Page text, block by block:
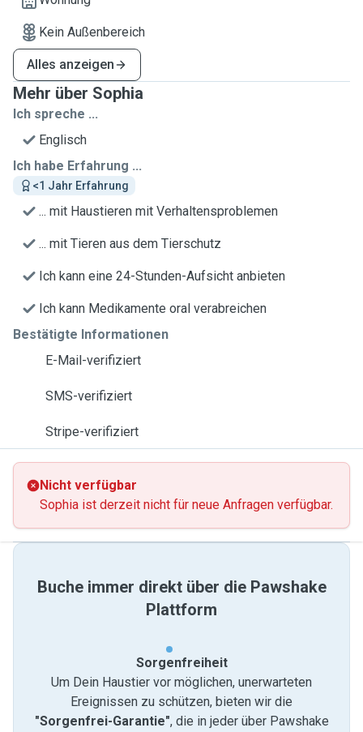
Kein Außenbereich
Alles anzeigen
Mehr über Sophia
Ich spreche ...
Englisch
Ich habe Erfahrung ...
<1 Jahr Erfahrung
... mit Haustieren mit Verhaltensproblemen
... mit Tieren aus dem Tierschutz
Ich kann eine 24-Stunden-Aufsicht anbieten
Ich kann Medikamente oral verabreichen
Bestätigte Informationen
E-Mail-verifiziert
SMS-verifiziert
Stripe-verifiziert
Nicht verfügbar
Sophia ist derzeit nicht für neue Anfragen verfügbar.
Buche immer direkt über die Pawshake
Plattform
Sorgenfreiheit
Um Dein Haustier vor möglichen, unerwarteten
Ereignissen zu schützen, bieten wir die
"Sorgenfrei-Garantie", die in jeder über Pawshake